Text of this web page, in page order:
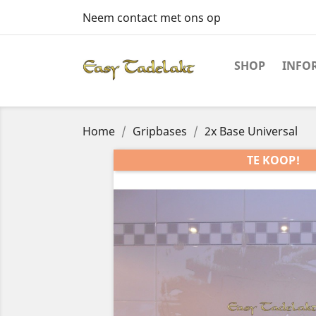
Neem contact met ons op
SHOP
Home Gripbases
2x Base Universal
TE KOOP!